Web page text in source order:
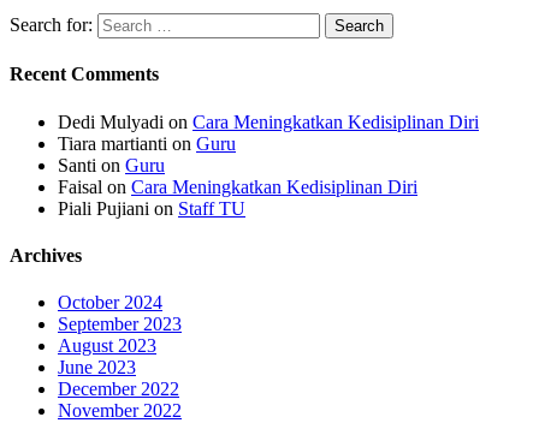
Search for:
Recent Comments
Dedi Mulyadi on Cara Meningkatkan Kedisiplinan Diri
Tiara martianti on Guru
Santi on Guru
Faisal on Cara Meningkatkan Kedisiplinan Diri
Piali Pujiani on Staff TU
Archives
October 2024
September 2023
August 2023
June 2023
December 2022
November 2022